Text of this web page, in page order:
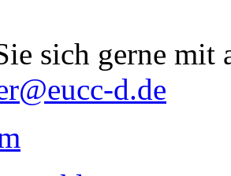
sich gerne mit
d.de